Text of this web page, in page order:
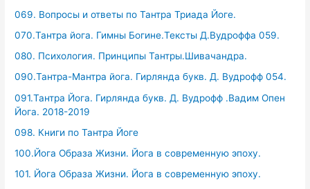
069. Вопросы и ответы по Тантра Триада Йоге.
070.Тантра йога. Гимны Богине.Тексты Д.Вудроффа 059.
080. Психология. Принципы Тантры.Шивачандра.
090.Тантра-Мантра йога. Гирлянда букв. Д. Вудрофф 054.
091.Тантра Йога. Гирлянда букв. Д. Вудрофф .Вадим Опен
Йога. 2018-2019
098. Книги по Тантра Йоге
100.Йога Образа Жизни. Йога в современную эпоху.
101. Йога Образа Жизни. Йога в современную эпоху.